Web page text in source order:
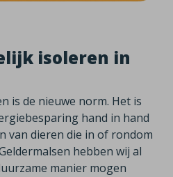
isoleren in
is de nieuwe norm. Het is
hand in hand
van dieren die in of rondom
hebben wij al
manier mogen